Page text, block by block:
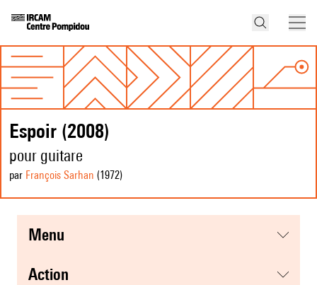
Espoir (2008)
pour guitare
par François Sarhan (1972)
menu
action